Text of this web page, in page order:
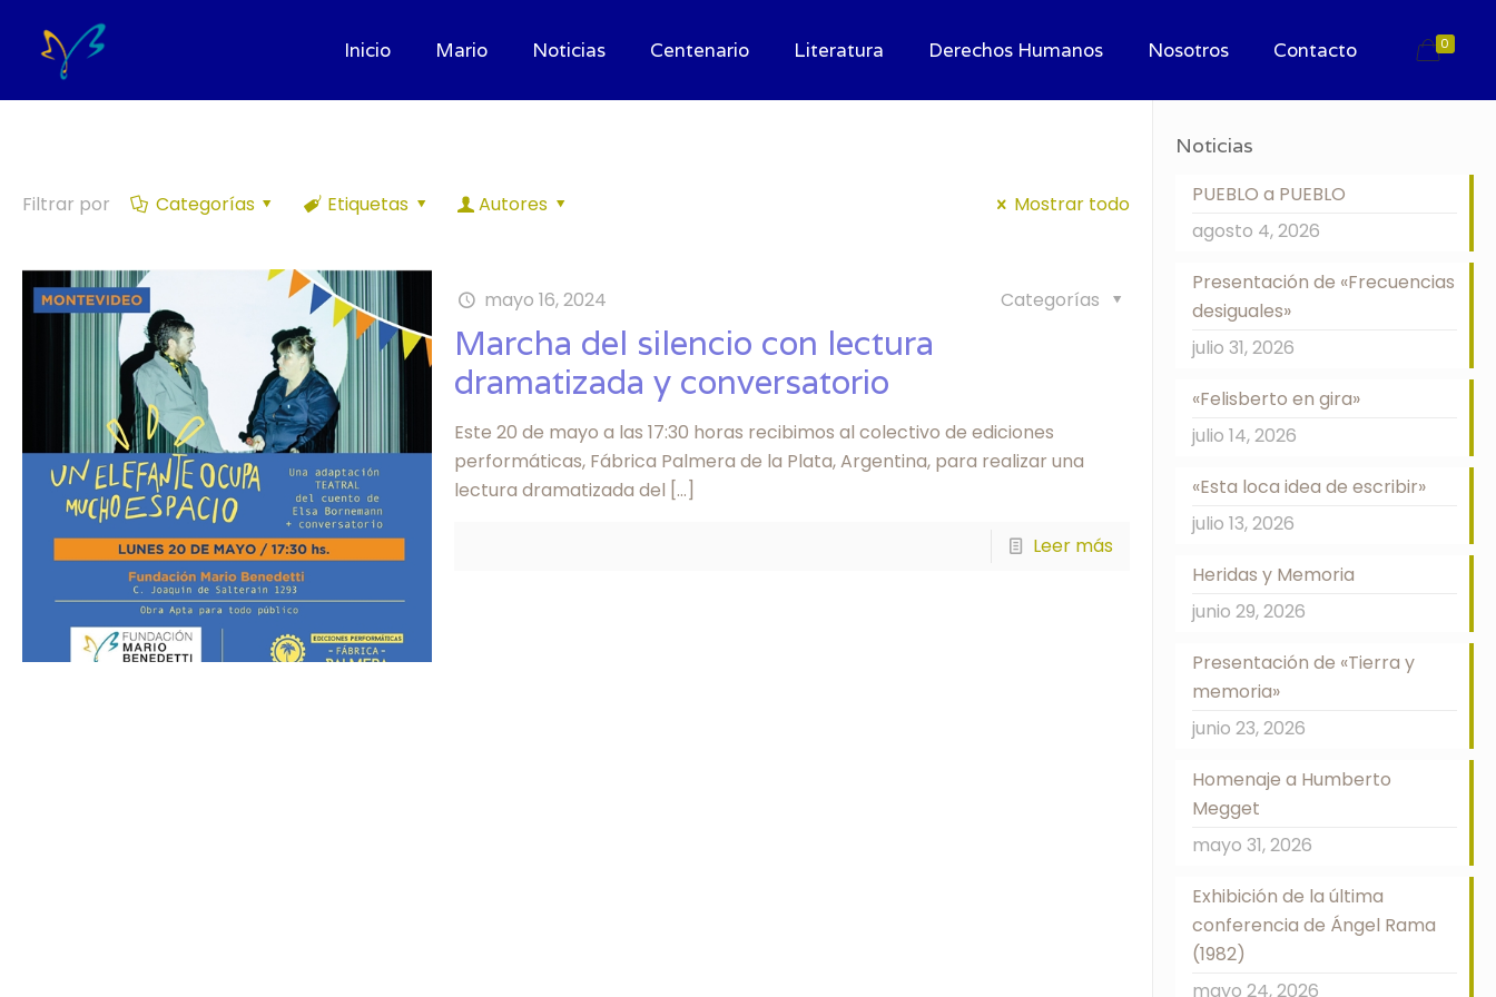
Inicio Mario Noticias Centenario Literatura Derechos Humanos Nosotros Contacto 0
Filtrar por Categorías Etiquetas Autores Mostrar todo
mayo 16, 2024 Categorías
Marcha del silencio con lectura
dramatizada y conversatorio
Este 20 de mayo a las 17:30 horas recibimos al colectivo de ediciones
performáticas, Fábrica Palmera de la Plata, Argentina, para realizar una
lectura dramatizada del […]
Leer más
Noticias
PUEBLO a PUEBLO
agosto 4, 2026
Presentación de «Frecuencias
desiguales»
julio 31, 2026
«Felisberto en gira»
julio 14, 2026
«Esta loca idea de escribir»
julio 13, 2026
Heridas y Memoria
junio 29, 2026
Presentación de «Tierra y
memoria»
junio 23, 2026
Homenaje a Humberto
Megget
mayo 31, 2026
Exhibición de la última
conferencia de Ángel Rama
(1982)
mayo 24, 2026